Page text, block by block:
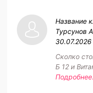
Название
Турсунов
Сколко
Б 12 и